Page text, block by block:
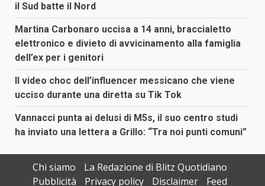
il Sud batte il Nord
Martina Carbonaro uccisa a 14 anni, braccialetto
elettronico e divieto di avvicinamento alla famiglia
dell’ex per i genitori
Il video choc dell’influencer messicano che viene
ucciso durante una diretta su Tik Tok
Vannacci punta ai delusi di M5s, il suo centro studi
ha inviato una lettera a Grillo: “Tra noi punti comuni”
Chi siamo
La Redazione di Blitz Quotidiano
Pubblicità
Privacy policy Disclaimer Feed